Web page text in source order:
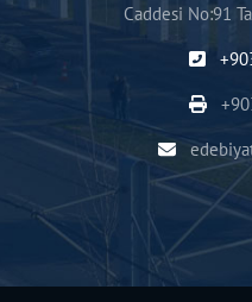
Caddesi No:91